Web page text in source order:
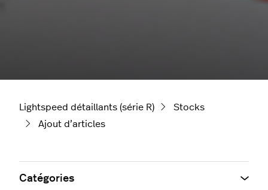
Lightspeed détaillants (série R)
Stocks
Ajout d’articles
Catégories